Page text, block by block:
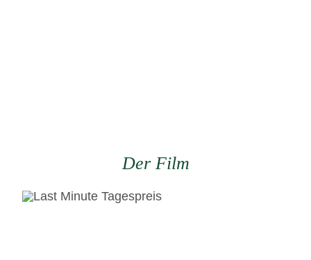
Der Film